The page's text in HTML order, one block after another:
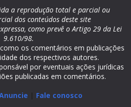
a reprodução total e parcial ou
dos conteúdos deste site
como prevê o Artigo 29 da Lei
9.610/98.
os comentários em publicações
dos respectivos autores.
por eventuais ações jurídicas
publicadas em comentários.
Fale conosco